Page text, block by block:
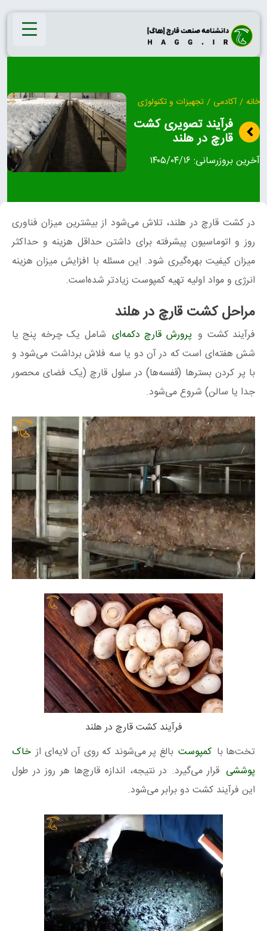
Skip
content
خانه / آکادمی / تجهیزات و تکنولوژی
فرآیند تصویری کشت
قارچ در هلند
آخرین بروزرسانی: ۱۴۰۵/۰۴/۱۶
در کشت قارچ در هلند، تلاش می‌شود از بیشترین میزان فناوری
روز و اتوماسیون پیشرفته برای داشتن حداقل هزینه و حداکثر
میزان کیفیت بهره‌گیری شود. این مسئله با افزایش میزان هزینه
انرژی و مواد اولیه تهیه کمپوست زیادتر شده‌است.
مراحل کشت قارچ در هلند
فرآیند کشت و پرورش قارچ دکمه‌ای شامل یک چرخه پنج یا
شش هفته‌ای است که در آن دو یا سه فلاش برداشت می‌شود و
با پر کردن بسترها (قفسه‌ها) در سلول قارچ (یک فضای محصور
جدا یا سالن) شروع می‌شود.
فرآیند کشت قارچ در هلند
تخت‌ها با کمپوست بالغ پر می‌شوند که روی آن لایه‌ای از خاک
پوششی قرار می‌گیرد. در نتیجه، اندازه قارچ‌ها هر روز در طول
این فرآیند کشت دو برابر می‌شود.